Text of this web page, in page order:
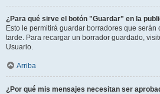
¿Para qué sirve el botón "Guardar" en la
Esto le permitirá guardar borradores que
tarde. Para recargar un borrador guardado,
Usuario.
Arriba
¿Por qué mis mensajes necesitan ser